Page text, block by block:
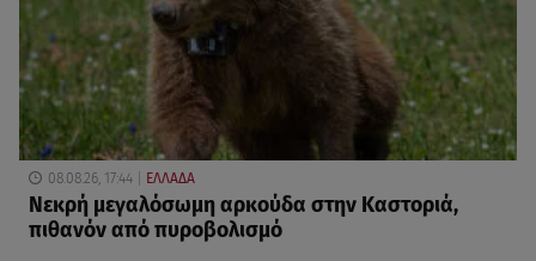
08.08.26, 17:44 ΕΛΛΑΔΑ
Νεκρή μεγαλόσωμη αρκούδα στην Καστοριά,
πιθανόν από πυροβολισμό